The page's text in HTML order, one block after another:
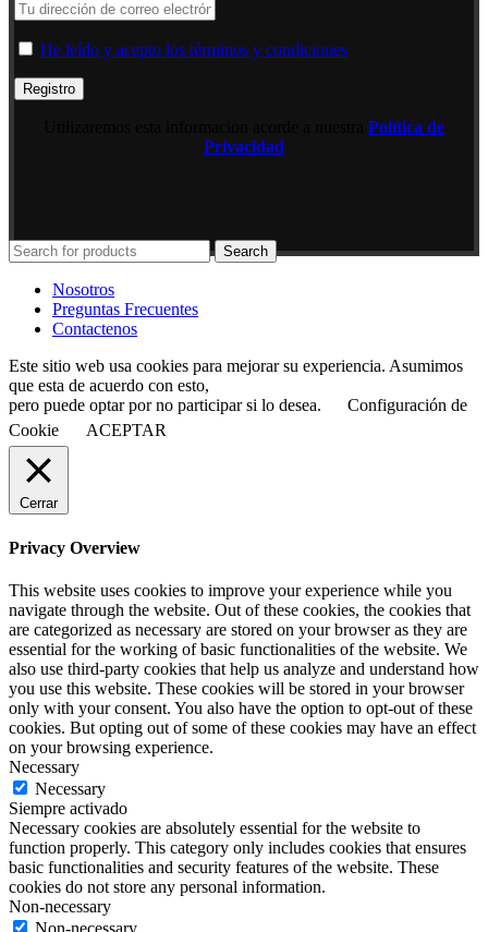
He leído y acepto los términos y condiciones
Política de
Privacidad
Search
Nosotros
Preguntas Frecuentes
Contactenos
Este sitio web usa cookies para mejorar su experiencia. Asumimos
que esta de acuerdo con esto,
pero puede optar por no participar si lo desea.
Configuración de
Cookie
ACEPTAR
Cerrar
Privacy Overview
This website uses cookies to improve your experience while you
navigate through the website. Out of these cookies, the cookies that
are categorized as necessary are stored on your browser as they are
essential for the working of basic functionalities of the website. We
also use third-party cookies that help us analyze and understand how
you use this website. These cookies will be stored in your browser
only with your consent. You also have the option to opt-out of these
cookies. But opting out of some of these cookies may have an effect
on your browsing experience.
Necessary
Necessary
Siempre activado
Necessary cookies are absolutely essential for the website to
function properly. This category only includes cookies that ensures
basic functionalities and security features of the website. These
cookies do not store any personal information.
Non-necessary
Non-necessary